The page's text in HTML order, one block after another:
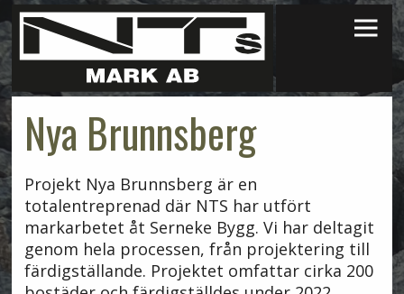
×
Nya Brunnsberg
Projekt Nya Brunnsberg är en
totalentreprenad där NTS har utfört
markarbetet åt Serneke Bygg. Vi har deltagit
genom hela processen, från projektering till
färdigställande. Projektet omfattar cirka 200